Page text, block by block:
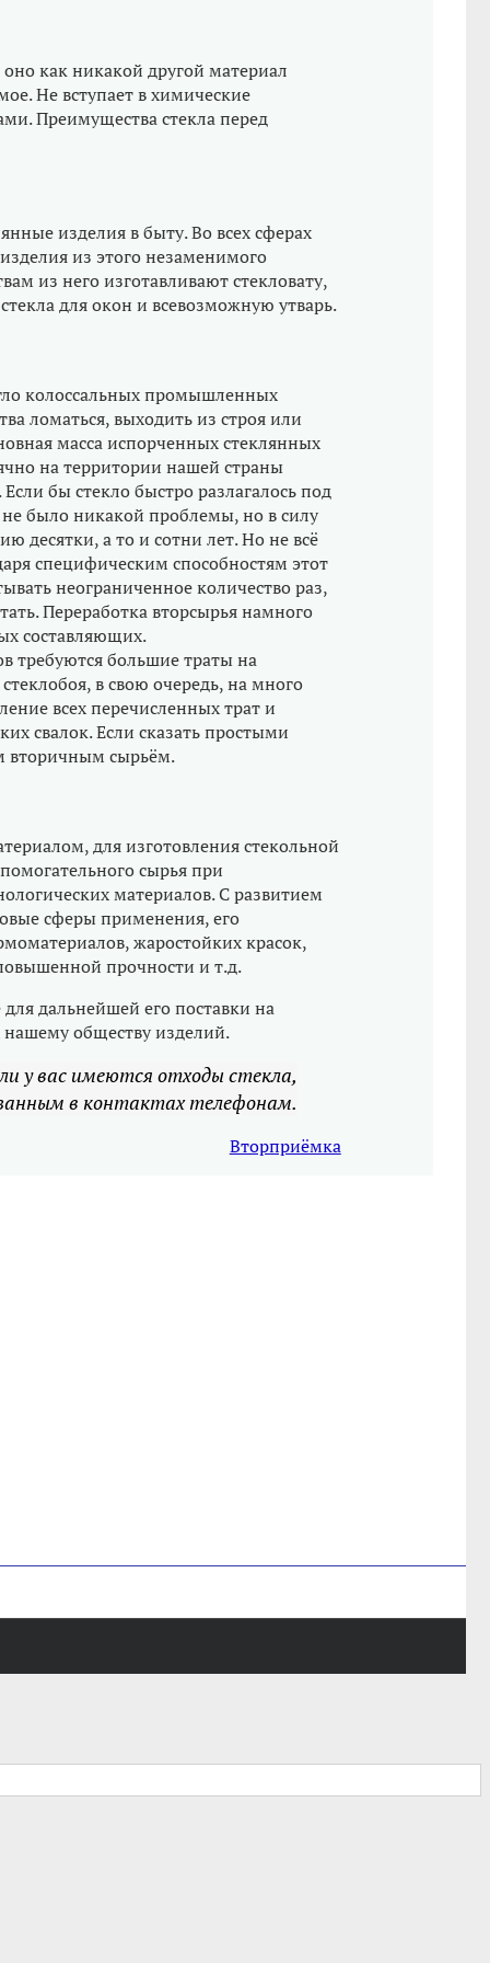
как никакой другой материал
Не вступает в химические
Преимущества стекла перед
изделия в быту. Во всех сферах
из этого незаменимого
из него изготавливают стекловату,
для окон и всевозможную утварь.
колоссальных промышленных
ломаться, выходить из строя или
масса испорченных стеклянных
на территории нашей страны
бы стекло быстро разлагалось под
было никакой проблемы, но в силу
десятки, а то и сотни лет. Но не всё
специфическим способностям этот
неограниченное количество раз,
Переработка вторсырья намного
составляющих.
требуются большие траты на
в свою очередь, на много
всех перечисленных трат и
свалок. Если сказать простыми
вторичным сырьём.
для изготовления стекольной
сырья при
материалов. С развитием
сферы применения, его
жаростойких красок,
прочности и т.д.
дальнейшей его поставки на
нашему обществу изделий.
у вас имеются отходы стекла,
в контактах телефонам.
Вторприёмка